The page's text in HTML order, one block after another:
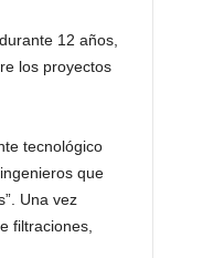
12 años,
los proyectos
tecnológico
que
Una vez
filtraciones,